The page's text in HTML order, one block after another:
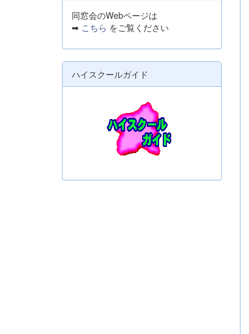
同窓会のWebページは
➡ こちら をご覧ください
ハイスクールガイド